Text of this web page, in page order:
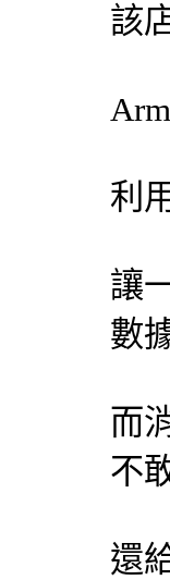
該
利
讓
數
而
不
還